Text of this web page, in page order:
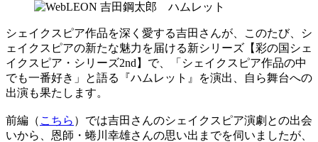
シェイクスピア作品を深く愛する吉田さんが、このたび、シ
ェイクスピアの新たな魅力を届ける新シリーズ【彩の国シェ
イクスピア・シリーズ2nd】で、「シェイクスピア作品の中
でも一番好き」と語る『ハムレット』を演出、自ら舞台への
出演も果たします。
前編（ こちら ）では吉田さんのシェイクスピア演劇との出会
いから、恩師・蜷川幸雄さんの思い出までを伺いましたが、